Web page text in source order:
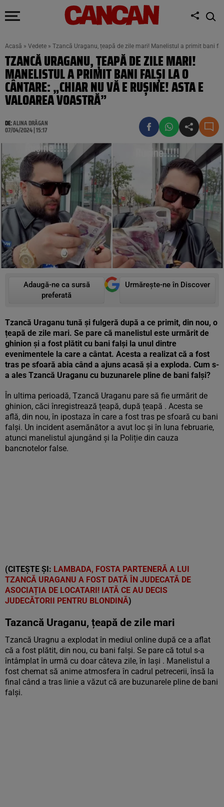
Acasă » Vedete » Tzancă Uraganu, țeapă de zile mari! Manelistul a primit bani
TZANCĂ URAGANU, ȚEAPĂ DE ZILE MARI!
MANELISTUL A PRIMIT BANI FALȘI LA O
CÂNTARE: „CHIAR NU VĂ E RUȘINE! ASTA E
VALOAREA VOASTRĂ”
DE:ALINA DRĂGAN
07/04/2024 | 15:17
Adaugă-ne ca sursă
preferată
Urmărește-ne în Discover
Tzancă Uraganu tună și fulgeră după a ce primit, din nou, o
țeapă de zile mari. Se pare că manelistul este urmărit de
ghinion și a fost plătit cu bani falși la unul dintre
evenimentele la care a cântat. Acesta a realizat că a fost
tras pe sfoară abia când a ajuns acasă și a exploda. Cum s-
a ales Tzancă Uraganu cu buzunarele pline de bani falși?
În ultima perioadă, Tzancă Uraganu pare să fie urmărit de
ghinion, căci înregistrează țeapă, după țeapă . Acesta se
află, din nou, în ipostaza în care a fost tras pe sfoară cu bani
falși. Un incident asemănător a avut loc și în luna februarie,
atunci manelistul ajungând și la Poliție din cauza
bancnotelor false.
(CITEȘTE ȘI: LAMBADA, FOSTA PARTENERĂ A LUI
TZANCĂ URAGANU A FOST DATĂ ÎN JUDECATĂ DE
ASOCIAȚIA DE LOCATARI! IATĂ CE AU DECIS
JUDECĂTORII PENTRU BLONDINĂ)
Tazancă Uraganu, țeapă de zile mari
Tzancă Uragnu a explodat în mediul online după ce a aflat
că a fost plătit, din nou, cu bani falși. Se pare că totul s-a
întâmplat în urmă cu doar câteva zile, în Iași . Manelistul a
fost chemat să anime atmosfera în cadrul petrecerii, însă la
final când a tras linie a văzut că are buzunarele pline de bani
falși.